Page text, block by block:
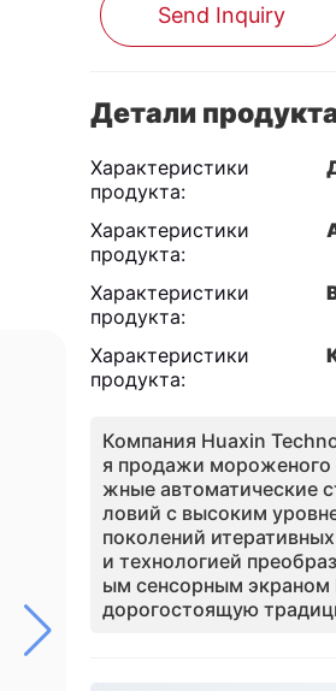
Send Inquiry
Детали
Характеристики
продукта:
Характеристики
продукта:
Характеристики
продукта:
Характеристики
продукта:
Компания Huaxin
я продажи мороженого
жные автоматические
ловий с высоким
поколений
и технологией
ым сенсорным экраном
дорогостоящую